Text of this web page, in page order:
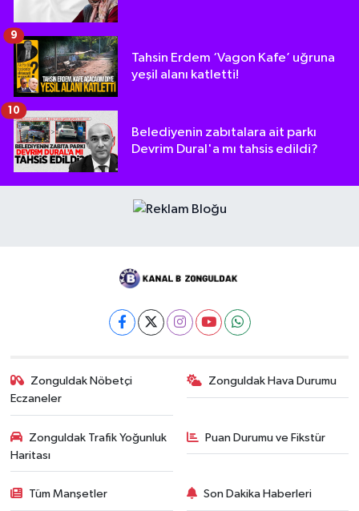
Tahsin Erdem ‘Vagon Kafe’ uğruna
yeşil alanı katletti!
9
Belediyenin zabıtalara ait parkı
Devrim Dural'a mı tahsis edildi?
10
Zonguldak Nöbetçi
Eczaneler
Zonguldak Hava Durumu
Zonguldak Trafik Yoğunluk
Haritası
Puan Durumu ve Fikstür
Tüm Manşetler Son Dakika Haberleri